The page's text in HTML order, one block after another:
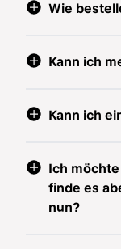
Wie
Kann ich
Kann ich
Ich
finde es
nun?